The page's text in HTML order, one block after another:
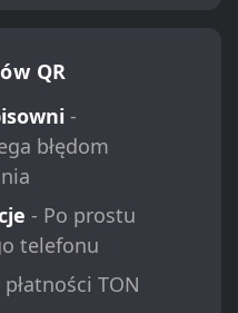
QR
-
błędom
- Po prostu
telefonu
płatności TON